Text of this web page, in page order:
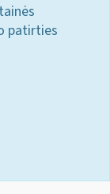
patirties